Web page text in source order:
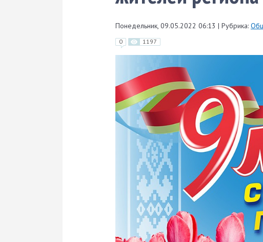
Понедельник, 09.05.2022 06:13 | Рубрика:
0 1197